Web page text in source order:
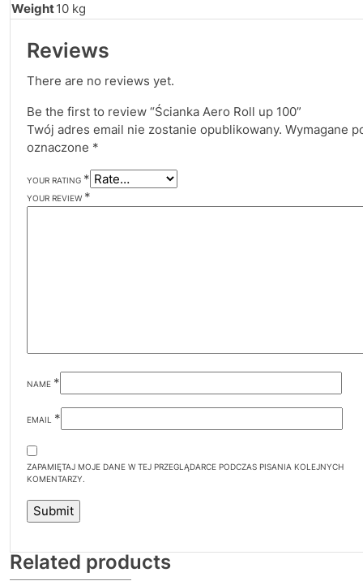
Weight10 kg
Reviews
There are no reviews yet.
Be the first to review “Ścianka Aero Roll up 100”
Twój adres email nie zostanie opublikowany. Wymagane
oznaczone *
YOUR RATING *
YOUR REVIEW *
NAME *
EMAIL *
ZAPAMIĘTAJ MOJE DANE W TEJ PRZEGLĄDARCE PODCZAS PISANIA KOLEJNYCH
KOMENTARZY.
Related products